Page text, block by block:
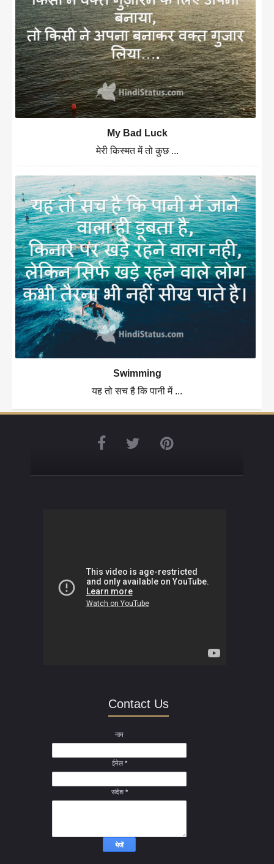
My Bad Luck
मेरी किस्मत में तो कुछ ...
Swimming
यह तो सच है कि पानी में ...
Contact Us
नाम
ईमेल*
संदेश*